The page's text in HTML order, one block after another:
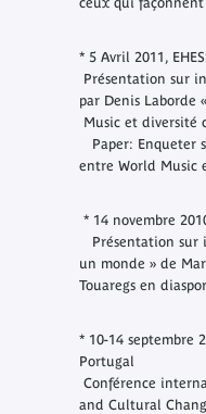
* 5 Avril 2011,
Présentation sur
par Denis Laborde
Music et diversité
Paper: Enqueter
entre World Music
* 14 novembre
Présentation sur
un monde » de
Touaregs en
* 10-14 septembre
Portugal
Conférence
and Cultural